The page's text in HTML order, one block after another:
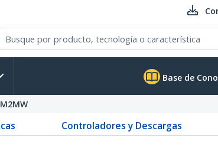
Base de
Controladores y Descargas